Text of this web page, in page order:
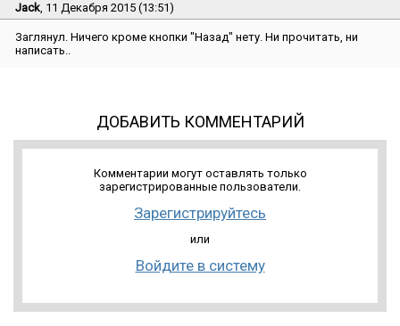
Jack, 11 Декабря 2015 (13:51)
Заглянул. Ничего кроме кнопки ″Назад″ нету. Ни прочитать, ни
написать..
ДОБАВИТЬ КОММЕНТАРИЙ
Комментарии могут оставлять только
зарегистрированные пользователи.
Зарегистрируйтесь
или
Войдите в систему